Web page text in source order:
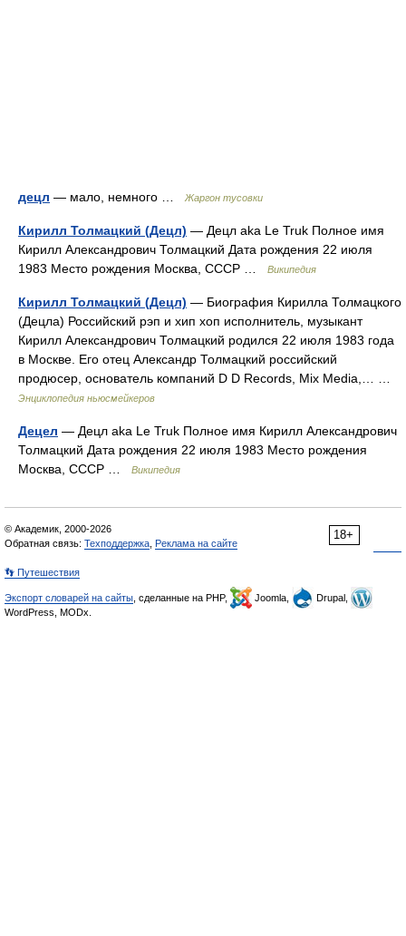
децл — мало, немного … Жаргон тусовки
Кирилл Толмацкий (Децл) — Децл aka Le Truk Полное имя
Кирилл Александрович Толмацкий Дата рождения 22 июля
1983 Место рождения Москва, СССР …
Википедия
Кирилл Толмацкий (Децл) — Биография Кирилла Толмацкого
(Децла) Российский рэп и хип хоп исполнитель, музыкант
Кирилл Александрович Толмацкий родился 22 июля 1983 года
в Москве. Его отец Александр Толмацкий российский
продюсер, основатель компаний D D Records, Mix Media,… …
Энциклопедия ньюсмейкеров
Децел — Децл aka Le Truk Полное имя Кирилл Александрович
Толмацкий Дата рождения 22 июля 1983 Место рождения
Москва, СССР …
Википедия
18+
© Академик, 2000-2026
Обратная связь: Техподдержка Реклама на сайте
👣 Путешествия
Экспорт словарей на сайты , сделанные на PHP, Joomla,
Drupal,
WordPress, MODx.